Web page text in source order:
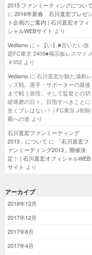
2015 ファンミーティングについて
に 2016年新春 石川直宏プレゼン
ト企画のご案内 | 石川直宏オフィ
シャルWEBサイト より
Vediamo に » 【い】■言いたい放
題FC東京 2408■掲示板レスマトメ
＃052 より
Vediamo に 石川直宏が観た浦和レ
ッズ戦。選手・サポーターの最後
まで戦う覚悟。そして監督との切
磋琢磨の日々。目指すべきことに
全くブレはない！ | FC東京 J初制
覇への道 より
石川直宏ファンミーティング
2013」について に
「石川直宏フ
ァンミーティング2013」開催決
定！ | 石川直宏オフィシャルWEB
サイト より
アーカイブ
2018年12月
2017年12月
2017年8月
2017年4月